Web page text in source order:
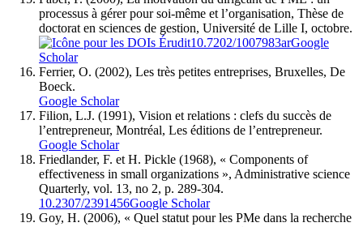
processus à gérer pour soi-même et l’organisation, Thèse de
doctorat en sciences de gestion, Université de Lille I, octobre.
10.7202/1007983arGoogle
Scholar
Ferrier, O. (2002), Les très petites entreprises, Bruxelles, De
Boeck.
Google Scholar
Filion, L.J. (1991), Vision et relations : clefs du succès de
l’entrepreneur, Montréal, Les éditions de l’entrepreneur.
Google Scholar
Friedlander, F. et H. Pickle (1968), « Components of
effectiveness in small organizations », Administrative science
Quarterly, vol. 13, no 2, p. 289-304.
10.2307/2391456Google Scholar
Goy, H. (2006), « Quel statut pour les PMe dans la recherche